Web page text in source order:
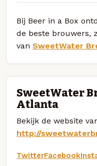
Bij Beer in a Box
de beste brouwers,
van SweetWater
SweetWater
Atlanta
Bekijk de website
http://
TwitterFacebook